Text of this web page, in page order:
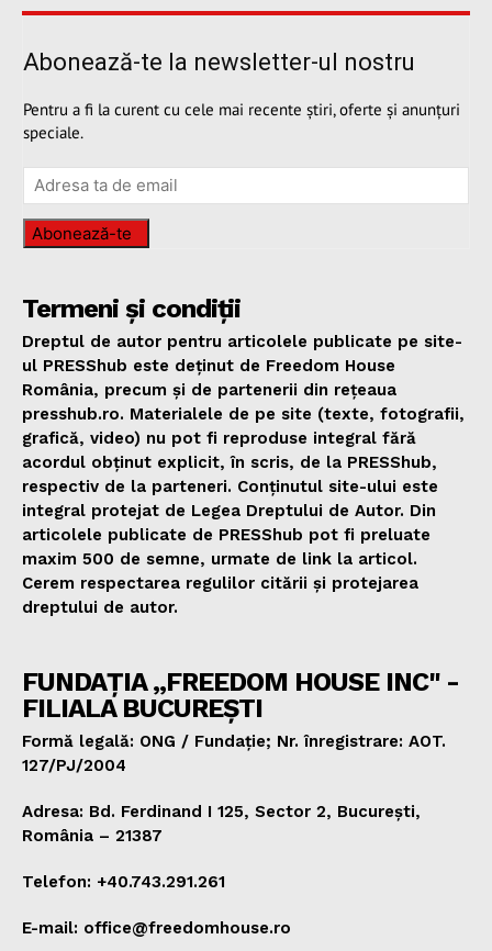
Abonează-te la newsletter-ul nostru
Pentru a fi la curent cu cele mai recente știri, oferte și anunțuri
speciale.
Abonează-te
Termeni și condiții
Dreptul de autor pentru articolele publicate pe site-
ul PRESShub este deținut de Freedom House
România, precum și de partenerii din rețeaua
presshub.ro. Materialele de pe site (texte, fotografii,
grafică, video) nu pot fi reproduse integral fără
acordul obținut explicit, în scris, de la PRESShub,
respectiv de la parteneri. Conținutul site-ului este
integral protejat de Legea Dreptului de Autor. Din
articolele publicate de PRESShub pot fi preluate
maxim 500 de semne, urmate de link la articol.
Cerem respectarea regulilor citării și protejarea
dreptului de autor.
FUNDAȚIA „FREEDOM HOUSE INC" -
FILIALA BUCUREȘTI
Formă legală: ONG / Fundație; Nr. înregistrare: AOT.
127/PJ/2004
Adresa: Bd. Ferdinand I 125, Sector 2, București,
România – 21387
Telefon: +40.743.291.261
E-mail: office@freedomhouse.ro